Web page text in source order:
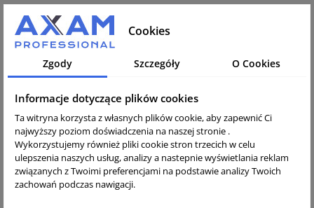
Odporność na warunki atmosferyczne
niwelatorów liniowych rurowych Nivel System jest
zaprojektowana w taki sposób, by mogły pracować w
różnych warunkach pogodowych. Dzięki odporności na
wilgoć, pył czy kurz, są niezawodne w terenie.
Bezpieczeństwo użytkowania- Niwelatory rurowe tego
typu są zazwyczaj wyposażone w systemy
zabezpieczające, które gwarantują, że pomiar będzie
dokładny i stabilny, nawet w zmiennych warunkach.
Zastosowanie niwelatorów liniowych rurowych Nivel
Cookies
Zgody Szczegóły O Cookies
Informacje dotyczące plików cookies
Ta witryna korzysta z własnych plików cookie, aby zapewnić Ci
najwyższy poziom doświadczenia na naszej stronie .
Wykorzystujemy również pliki cookie stron trzecich w celu
ulepszenia naszych usług, analizy a nastepnie wyświetlania reklam
związanych z Twoimi preferencjami na podstawie analizy Twoich
zachowań podczas nawigacji.